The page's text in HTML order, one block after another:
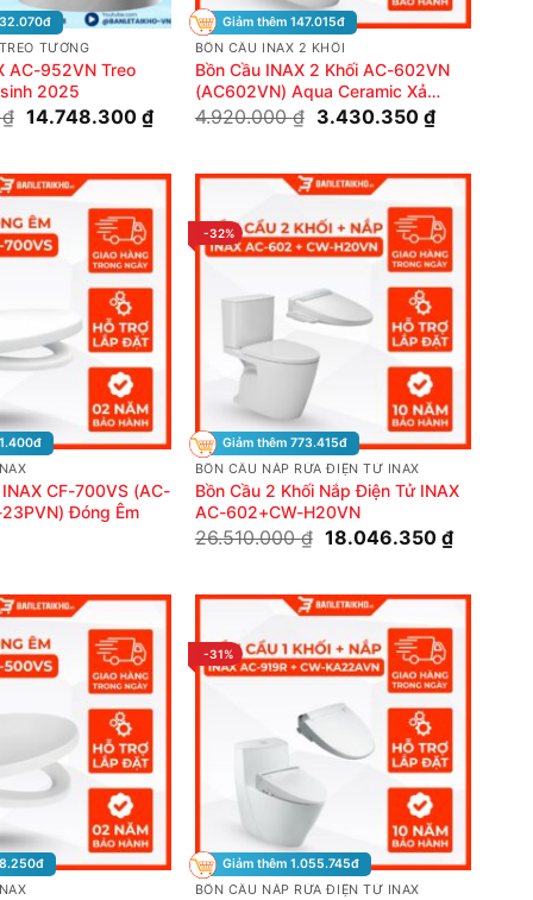
TƯỜNG
AC-952VN Treo
2025
₫ Giá
15.960.000 ₫.
14.748.300 ₫Giá
hiện
là:
Giảm thêm 147.015đ
BỒN CẦU INAX 2 KHỐI
Bồn Cầu INAX 2 Khối AC-602VN
(AC602VN) Aqua Ceramic Xả
Nhấn
4.920.000₫ Giá
4.920.000 ₫.
3.430.350 ₫Giá
hiện
là:
CF-700VS (AC-
Đóng Êm
-32%
Giảm thêm 773.415đ
BỒN CẦU NẮP RỬA ĐIỆN TỬ INAX
Bồn Cầu 2 Khối Nắp Điện Tử INAX
AC-602+CW-H20VN
26.510.000₫ Giá
26.510.000 ₫.
18.046.350 ₫Giá
hiện
là:
-31%
Giảm thêm 1.055.745đ
BỒN CẦU NẮP RỬA ĐIỆN TỬ INAX